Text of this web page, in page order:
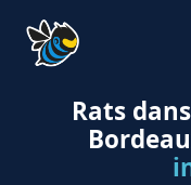
contenu
Rats